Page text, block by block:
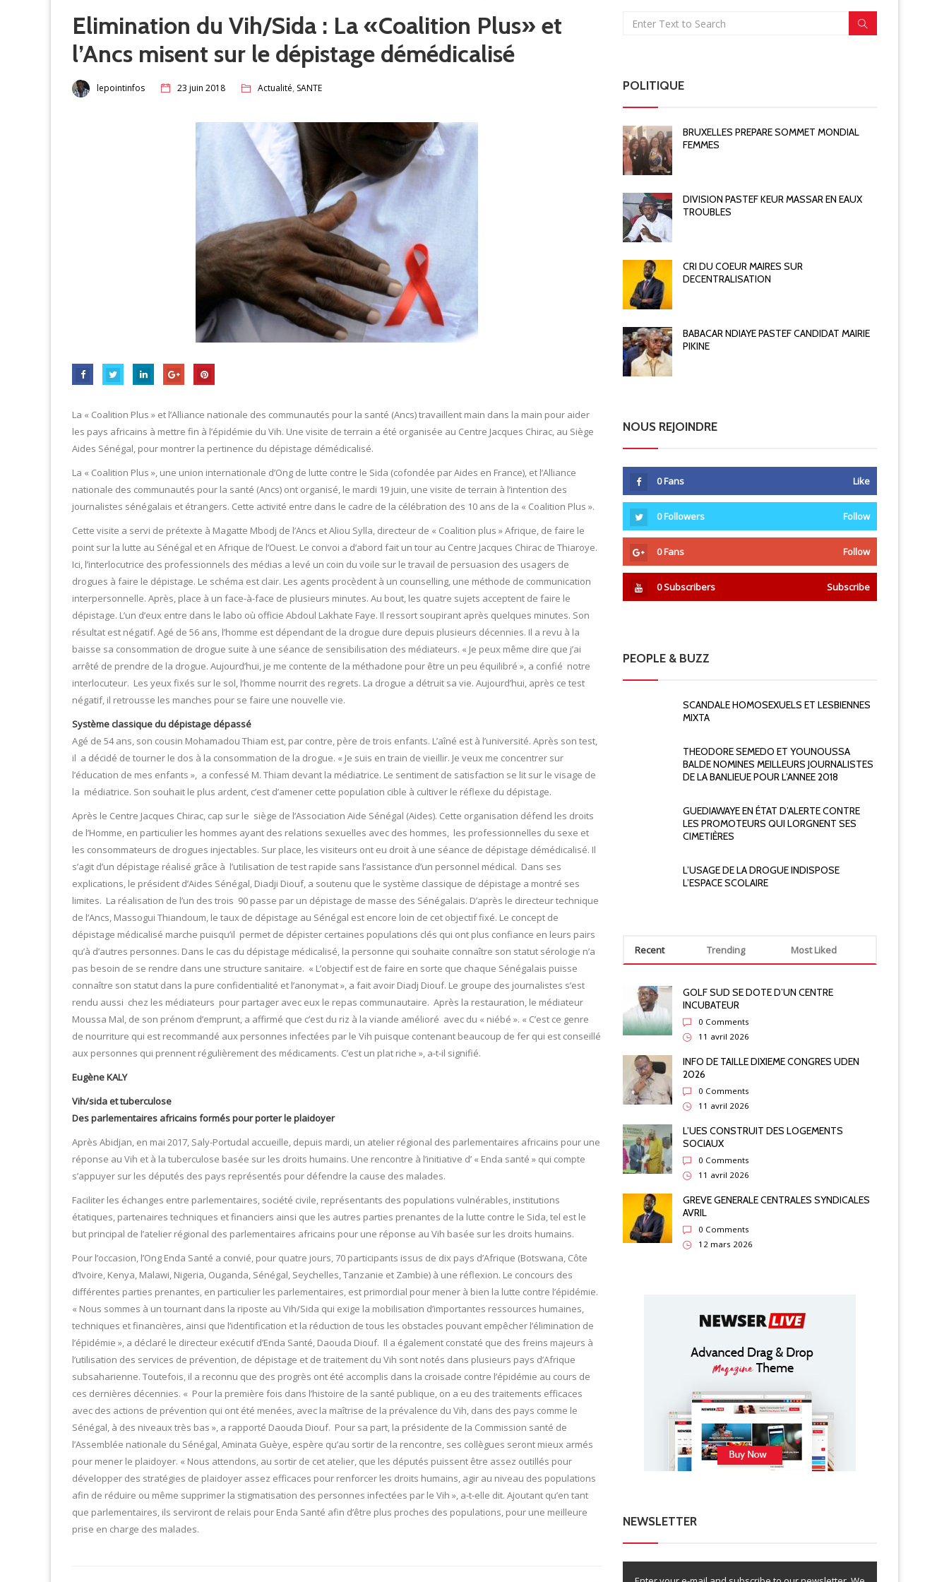
Elimination du Vih/Sida : La «Coalition Plus» et
l’Ancs misent sur le dépistage démédicalisé
lepointinfos 23 juin 2018 Actualité, SANTE
La « Coalition Plus » et l’Alliance nationale des communautés pour la santé (Ancs) travaillent main dans la main pour aider
les pays africains à mettre fin à l’épidémie du Vih. Une visite de terrain a été organisée au Centre Jacques Chirac, au Siège
Aides Sénégal, pour montrer la pertinence du dépistage démédicalisé.
La « Coalition Plus », une union internationale d’Ong de lutte contre le Sida (cofondée par Aides en France), et l’Alliance
nationale des communautés pour la santé (Ancs) ont organisé, le mardi 19 juin, une visite de terrain à l’intention des
journalistes sénégalais et étrangers. Cette activité entre dans le cadre de la célébration des 10 ans de la « Coalition Plus ».
Cette visite a servi de prétexte à Magatte Mbodj de l’Ancs et Aliou Sylla, directeur de « Coalition plus » Afrique, de faire le
point sur la lutte au Sénégal et en Afrique de l’Ouest. Le convoi a d’abord fait un tour au Centre Jacques Chirac de Thiaroye.
Ici, l’interlocutrice des professionnels des médias a levé un coin du voile sur le travail de persuasion des usagers de
drogues à faire le dépistage. Le schéma est clair. Les agents procèdent à un counselling, une méthode de communication
interpersonnelle. Après, place à un face-à-face de plusieurs minutes. Au bout, les quatre sujets acceptent de faire le
dépistage. L’un d’eux entre dans le labo où officie Abdoul Lakhate Faye. Il ressort soupirant après quelques minutes. Son
résultat est négatif. Agé de 56 ans, l’homme est dépendant de la drogue dure depuis plusieurs décennies. Il a revu à la
baisse sa consommation de drogue suite à une séance de sensibilisation des médiateurs. « Je peux même dire que j’ai
arrêté de prendre de la drogue. Aujourd’hui, je me contente de la méthadone pour être un peu équilibré », a confié notre
interlocuteur. Les yeux fixés sur le sol, l’homme nourrit des regrets. La drogue a détruit sa vie. Aujourd’hui, après ce test
négatif, il retrousse les manches pour se faire une nouvelle vie.
Système classique du dépistage dépassé
Agé de 54 ans, son cousin Mohamadou Thiam est, par contre, père de trois enfants. L’aîné est à l’université. Après son test,
il a décidé de tourner le dos à la consommation de la drogue. « Je suis en train de vieillir. Je veux me concentrer sur
l’éducation de mes enfants », a confessé M. Thiam devant la médiatrice. Le sentiment de satisfaction se lit sur le visage de
la médiatrice. Son souhait le plus ardent, c’est d’amener cette population cible à cultiver le réflexe du dépistage.
Après le Centre Jacques Chirac, cap sur le siège de l’Association Aide Sénégal (Aides). Cette organisation défend les droits
de l’Homme, en particulier les hommes ayant des relations sexuelles avec des hommes, les professionnelles du sexe et
les consommateurs de drogues injectables. Sur place, les visiteurs ont eu droit à une séance de dépistage démédicalisé. Il
s’agit d’un dépistage réalisé grâce à l’utilisation de test rapide sans l’assistance d’un personnel médical. Dans ses
explications, le président d’Aides Sénégal, Diadji Diouf, a soutenu que le système classique de dépistage a montré ses
limites. La réalisation de l’un des trois 90 passe par un dépistage de masse des Sénégalais. D’après le directeur technique
de l’Ancs, Massogui Thiandoum, le taux de dépistage au Sénégal est encore loin de cet objectif fixé. Le concept de
dépistage médicalisé marche puisqu’il permet de dépister certaines populations clés qui ont plus confiance en leurs pairs
qu’à d’autres personnes. Dans le cas du dépistage médicalisé, la personne qui souhaite connaître son statut sérologie n’a
pas besoin de se rendre dans une structure sanitaire. « L’objectif est de faire en sorte que chaque Sénégalais puisse
connaître son statut dans la pure confidentialité et l’anonymat », a fait avoir Diadj Diouf. Le groupe des journalistes s’est
rendu aussi chez les médiateurs pour partager avec eux le repas communautaire. Après la restauration, le médiateur
Moussa Mal, de son prénom d’emprunt, a affirmé que c’est du riz à la viande amélioré avec du « niébé ». « C’est ce genre
de nourriture qui est recommandé aux personnes infectées par le Vih puisque contenant beaucoup de fer qui est conseillé
aux personnes qui prennent régulièrement des médicaments. C’est un plat riche », a-t-il signifié.
Eugène KALY
Vih/sida et tuberculose
Des parlementaires africains formés pour porter le plaidoyer
Après Abidjan, en mai 2017, Saly-Portudal accueille, depuis mardi, un atelier régional des parlementaires africains pour une
réponse au Vih et à la tuberculose basée sur les droits humains. Une rencontre à l’initiative d’ « Enda santé » qui compte
s’appuyer sur les députés des pays représentés pour défendre la cause des malades.
Faciliter les échanges entre parlementaires, société civile, représentants des populations vulnérables, institutions
étatiques, partenaires techniques et financiers ainsi que les autres parties prenantes de la lutte contre le Sida, tel est le
but principal de l’atelier régional des parlementaires africains pour une réponse au Vih basée sur les droits humains.
Pour l’occasion, l’Ong Enda Santé a convié, pour quatre jours, 70 participants issus de dix pays d’Afrique (Botswana, Côte
d’Ivoire, Kenya, Malawi, Nigeria, Ouganda, Sénégal, Seychelles, Tanzanie et Zambie) à une réflexion. Le concours des
différentes parties prenantes, en particulier les parlementaires, est primordial pour mener à bien la lutte contre l’épidémie.
« Nous sommes à un tournant dans la riposte au Vih/Sida qui exige la mobilisation d’importantes ressources humaines,
techniques et financières, ainsi que l’identification et la réduction de tous les obstacles pouvant empêcher l’élimination de
l’épidémie », a déclaré le directeur exécutif d’Enda Santé, Daouda Diouf. Il a également constaté que des freins majeurs à
l’utilisation des services de prévention, de dépistage et de traitement du Vih sont notés dans plusieurs pays d’Afrique
subsaharienne. Toutefois, il a reconnu que des progrès ont été accomplis dans la croisade contre l’épidémie au cours de
ces dernières décennies. « Pour la première fois dans l’histoire de la santé publique, on a eu des traitements efficaces
avec des actions de prévention qui ont été menées, avec la maîtrise de la prévalence du Vih, dans des pays comme le
Sénégal, à des niveaux très bas », a rapporté Daouda Diouf. Pour sa part, la présidente de la Commission santé de
l’Assemblée nationale du Sénégal, Aminata Guèye, espère qu’au sortir de la rencontre, ses collègues seront mieux armés
pour mener le plaidoyer. « Nous attendons, au sortir de cet atelier, que les députés puissent être assez outillés pour
développer des stratégies de plaidoyer assez efficaces pour renforcer les droits humains, agir au niveau des populations
afin de réduire ou même supprimer la stigmatisation des personnes infectées par le Vih », a-t-elle dit. Ajoutant qu’en tant
que parlementaires, ils serviront de relais pour Enda Santé afin d’être plus proches des populations, pour une meilleure
prise en charge des malades.
POLITIQUE
BRUXELLES PREPARE SOMMET MONDIAL
FEMMES
DIVISION PASTEF KEUR MASSAR EN EAUX
TROUBLES
CRI DU COEUR MAIRES SUR
DECENTRALISATION
BABACAR NDIAYE PASTEF CANDIDAT MAIRIE
PIKINE
NOUS REJOINDRE
0Fans Like
0Followers Follow
0Fans Follow
0Subscribers Subscribe
PEOPLE & BUZZ
SCANDALE HOMOSEXUELS ET LESBIENNES
MIXTA
THEODORE SEMEDO ET YOUNOUSSA
BALDE NOMINES MEILLEURS JOURNALISTES
DE LA BANLIEUE POUR L’ANNEE 2018
GUEDIAWAYE EN ÉTAT D’ALERTE CONTRE
LES PROMOTEURS QUI LORGNENT SES
CIMETIÈRES
L’USAGE DE LA DROGUE INDISPOSE
L’ESPACE SCOLAIRE
Recent Trending Most Liked
GOLF SUD SE DOTE D’UN CENTRE
INCUBATEUR
0 Comments
11 avril 2026
INFO DE TAILLE DIXIEME CONGRES UDEN
2026
0 Comments
11 avril 2026
L’UES CONSTRUIT DES LOGEMENTS
SOCIAUX
0 Comments
11 avril 2026
GREVE GENERALE CENTRALES SYNDICALES
AVRIL
0 Comments
12 mars 2026
NEWSLETTER